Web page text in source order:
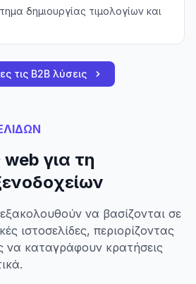
δημιουργίας τιμολογίων και
τις B2B λύσεις
για τη
να βασίζονται σε
ιστοσελίδες, περιορίζοντας
να καταγράφουν κρατήσεις